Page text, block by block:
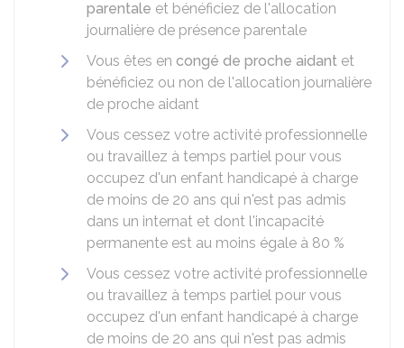
parentale et bénéficiez de l'allocation
journalière de présence parentale
Vous êtes en congé de proche aidant et
bénéficiez ou non de l'allocation journalière
de proche aidant
Vous cessez votre activité professionnelle
ou travaillez à temps partiel pour vous
occupez d'un enfant handicapé à charge
de moins de 20 ans qui n'est pas admis
dans un internat et dont l'incapacité
permanente est au moins égale à 80 %
Vous cessez votre activité professionnelle
ou travaillez à temps partiel pour vous
occupez d'un enfant handicapé à charge
de moins de 20 ans qui n'est pas admis